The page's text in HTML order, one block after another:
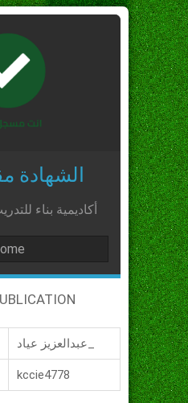
الشهادة
أكاديمية بناء
kccie4778